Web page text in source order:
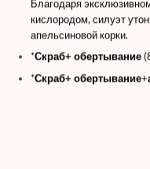
Благодаря
кислородом, силуэт
апельсиновой корки.
*Скраб+ обертывание
*Скраб+ обертывание+